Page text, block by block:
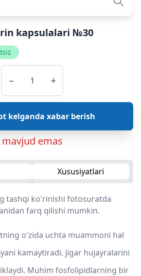
kapsulalari №30
− +
kelganda xabar berish
mavjud emas
Xususiyatlari
tashqi ko'rinishi fotosuratda
farq qilishi mumkin.
o'zida uchta muammoni hal
kamaytiradi, jigar hujayralarini
Muhim fosfolipidlarning bir